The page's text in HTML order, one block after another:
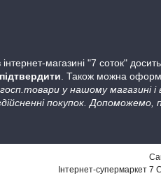
магазині "7 соток"
підтвердити. Також можна
у нашому магазині
покупок.